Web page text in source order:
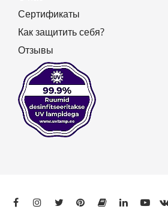
Сертификаты
Как защитить себя?
Отзывы